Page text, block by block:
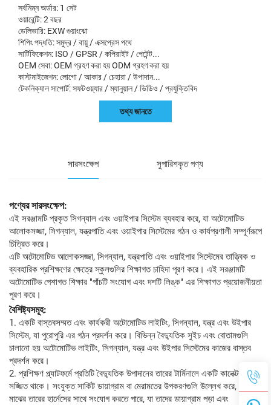
সর্বনিম্ন অর্ডার: 1 সেট
ওয়ারেন্টি: 2 বছর
ডেলিভারি: EXW গুয়াংঝো
শিপিং পদ্ধতি: সমুদ্র / বায়ু / এক্সপ্রেস পথে
সার্টিফিকেশন: ISO / GPSR / কপিরাইট / পেটেন্ট...
OEM সেবা: OEM গ্রহণ করা হয় ODM গ্রহণ করা হয়
কাস্টমাইজেশন: লোগো / আকার / চেহারা / উপাদান...
টেকনিক্যাল সাপোর্ট: সফটওয়্যার / ম্যানুয়াল / ভিডিও / প্রযুক্তিবিদ
তথ্য জানতে
সারসংক্ষেপ সুপারিশকৃত পণ্য
পণ্যের সারসংক্ষেপ:
এই সরঞ্জামটি প্রকৃত সিগন্যাল এবং ওয়াইপার সিস্টেম ব্যবহার করে, যা অটোমোটিভ
আলোকসজ্জা, সিগন্যাল, যন্ত্রপাতি এবং ওয়াইপার সিস্টেমের গঠন ও কার্যপ্রণালী সম্পূর্ণরূপে
চিত্রিত করে।
এটি অটোমোটিভ আলোকসজ্জা, সিগন্যাল, যন্ত্রপাতি এবং ওয়াইপার সিস্টেমের তাত্ত্বিক ও
ব্যবহারিক প্রশিক্ষণের ক্ষেত্রে স্কুলগুলির শিক্ষাগত চাহিদা পূরণ করে। এই সরঞ্জামটি
অটোমোটিভ পেশাগত শিক্ষার "পাঁচটি সংযোগ এবং দশটি লিঙ্ক" এর শিক্ষাগত প্রয়োজনীয়তা
পূরণ করে।
বৈশিষ্ট্যসমূহ:
1. একটি বাস্তবসম্মত এবং কার্যকরী অটোমোটিভ লাইটিং, সিগন্যাল, যন্ত্র এবং উইপার
সিস্টেম, যা পুরোপুরি এর গঠন প্রদর্শন করে। বিভিন্ন বৈদ্যুতিক সুইচ এবং বোতামগুলি
চালানো হয় অটোমোটিভ লাইটিং, সিগন্যাল, যন্ত্র এবং উইপার সিস্টেমের কাজের বাস্তব
প্রদর্শন করে।
2. প্রশিক্ষণ প্ল্যাটফর্মে প্রতিটি বৈদ্যুতিক উপাদানের তারের টার্মিনালে একটি কানেক্টর
সজ্জিত থাকে। সংযুক্ত সার্কিট ডায়াগ্রাম বা মেরামতের উপকরণগুলি উল্লেখ করে, ছাত্ররা
মাঝের তারের হার্নেসের সাথে সংযোগ করতে পারে, যা তাদের ডায়াগ্রাম পড়া এবং